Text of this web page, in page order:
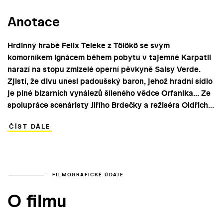
Anotace
Hrdinný hrabě Felix Teleke z Tölökö se svým
komorníkem Ignácem během pobytu v tajemné Karpatii
narazí na stopu zmizelé operní pěvkyně Salsy Verde.
Zjistí, že divu unesl padoušský baron, jehož hradní sídlo
je plné bizarních vynálezů šíleného vědce Orfanika… Ze
spolupráce scenáristy Jiřího Brdečky a režiséra Oldřicha
komedií osmdesátých let.
ČÍST DÁLE
FILMOGRAFICKÉ ÚDAJE
O filmu